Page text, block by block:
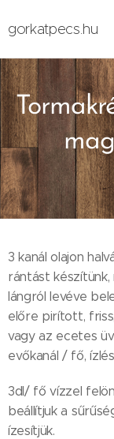
gorkatpecs.hu
3 kanál olajon
rántást készítünk,
lángról levéve
előre pirított,
vagy az ecetes
evőkanál / fő,
3dl/ fő vízzel
beállítjuk a
ízesítjük.